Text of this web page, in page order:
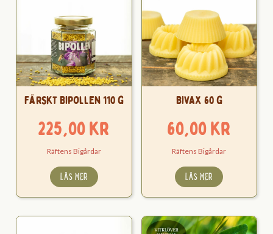
Färskt Bipollen 110 g
225,00kr
Räftens Bigårdar
LÄS MER
Bivax 60 g
60,00kr
Räftens Bigårdar
LÄS MER